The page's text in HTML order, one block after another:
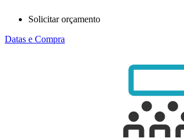
Solicitar orçamento
Datas e Compra